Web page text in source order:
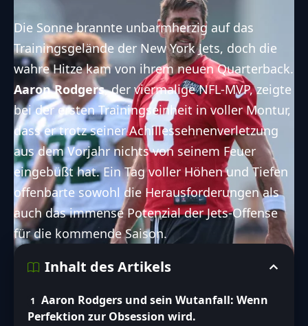
Die Sonne brannte unbarmherzig auf das
Trainingsgelände der New York Jets, doch die
wahre Hitze kam von ihrem neuen Quarterback.
Aaron Rodgers, der viermalige NFL-MVP, zeigte
bei der ersten Trainingseinheit in voller Montur,
dass er trotz seiner Achillessehnenverletzung
aus dem Vorjahr nichts von seinem Feuer
eingebüßt hat. Ein Tag voller Höhen und Tiefen
offenbarte sowohl die Herausforderungen als
auch das immense Potenzial der Jets-Offense
für die kommende Saison.
Inhalt des Artikels
Aaron Rodgers und sein Wutanfall: Wenn
Perfektion zur Obsession wird.